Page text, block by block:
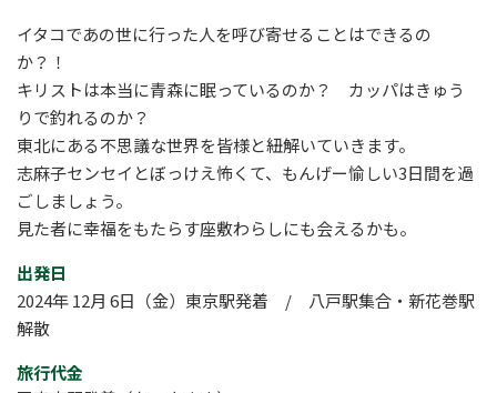
イタコであの世に行った人を呼び寄せることはできるの
か？！
キリストは本当に青森に眠っているのか？ カッパはきゅう
りで釣れるのか？
東北にある不思議な世界を皆様と紐解いていきます。
志麻子センセイとぼっけえ怖くて、もんげー愉しい3日間を過
ごしましょう。
見た者に幸福をもたらす座敷わらしにも会えるかも。
出発日
2024年 12月 6日（金）東京駅発着 / 八戸駅集合・新花巻駅
解散
旅行代金